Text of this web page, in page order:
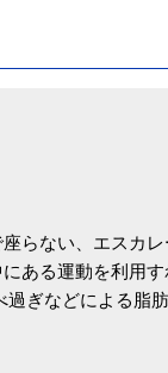
らない、エスカ
にある運動を利用
ぎなどによる脂肪
肝疾患。体重は減